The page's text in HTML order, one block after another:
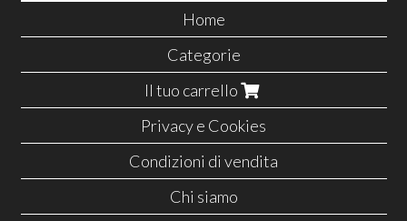
Home
Categorie
Il tuo carrello
Privacy e Cookies
Condizioni di vendita
Chi siamo